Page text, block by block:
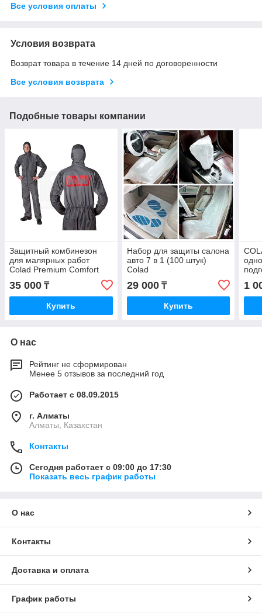
Все условия оплаты
Условия возврата
Возврат товара в течение 14 дней по договоренности
Все условия возврата
Подобные товары компании
Защитный комбинезон
для малярных работ
Colad Premium Comfort
размер 54 (520054)
35 000 ₸
Купить
Набор для защиты салона
авто 7 в 1 (100 штук)
Colad
29 000₸
Купить
1
О нас
Рейтинг не сформирован
Менее 5 отзывов за последний год
Работает с 08.09.2015
г. Алматы
Алматы, Казахстан
Контакты
Сегодня работает с 09:00 до 17:30
Показать весь график работы
О нас
Контакты
Доставка и оплата
График работы